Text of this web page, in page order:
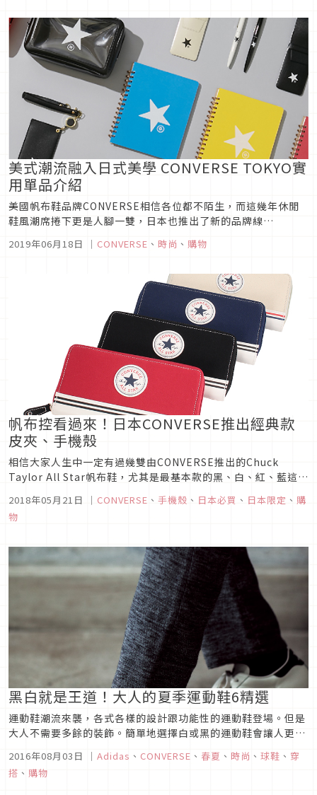
美式潮流融入日式美學 CONVERSE TOKYO實
用單品介紹
美國帆布鞋品牌CONVERSE相信各位都不陌生，而這幾年休閒
鞋風潮席捲下更是人腳一雙，日本也推出了新的品牌線
本款中融入“TOKYO"所代表的日本文化及時尚美學，創造嶄新
2019年06月18日 ｜ CONVERSE 、 時尚 、 購物
帆布控看過來！日本CONVERSE推出經典款
皮夾、手機殼
相信大家人生中一定有過幾雙由CONVERSE推出的Chuck
Taylor All Star帆布鞋，尤其是最基本款的黑、白、紅、藍這幾
布鞋，最近，日本CONVERSE又推出了新品，讓你不只可以將
這些日本才有的CONVERSE穿在腳上，更能拿在手...
2018年05月21日 ｜ CONVERSE 、 手機殼 、 日本必買 、 日本限定 、 購
物
黑白就是王道！大人的夏季運動鞋6精選
運動鞋潮流來襲，各式各樣的設計跟功能性的運動鞋登場。但是
大人不需要多餘的裝飾。簡單地選擇白或黑的運動鞋會讓人更有
2016年08月03日 ｜ Adidas 、 CONVERSE 、 春夏 、 時尚 、 球鞋 、 穿
搭 、 購物